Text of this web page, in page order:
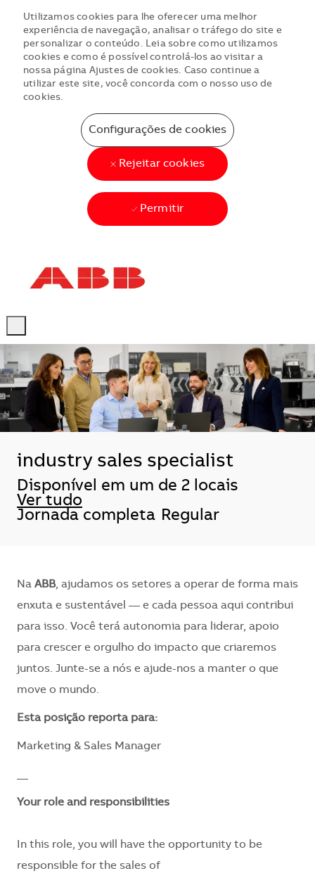
Utilizamos cookies para lhe oferecer uma melhor
experiência de navegação, analisar o tráfego do site e
personalizar o conteúdo. Leia sobre como utilizamos
cookies e como é possível controlá-los ao visitar a
nossa página Ajustes de cookies. Caso continue a
utilizar este site, você concorda com o nosso uso de
cookies.
Configurações de cookies
Rejeitar cookies
Permitir
industry sales specialist
Disponível em um de 2 locais
Ver tudo
Jornada completa Regular
Na ABB, ajudamos os setores a operar de forma mais
enxuta e sustentável — e cada pessoa aqui contribui
para isso. Você terá autonomia para liderar, apoio
para crescer e orgulho do impacto que criaremos
juntos. Junte-se a nós e ajude-nos a manter o que
move o mundo.
​Esta posição reporta para:
Marketing & Sales Manager
Your role and responsibilities
In this role, you will have the opportunity to be
responsible for the sales of